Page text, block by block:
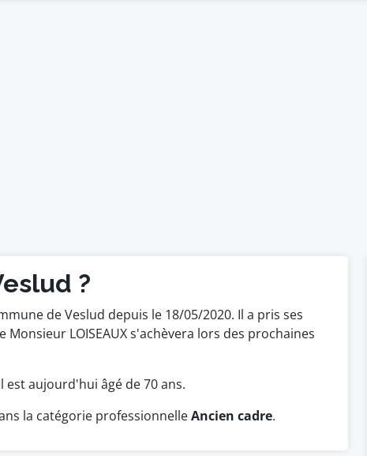
?
de Veslud depuis le 18/05/2020. Il a pris ses
LOISEAUX s'achèvera lors des prochaines
est aujourd'hui âgé de 70 ans.
la catégorie professionnelleAncien cadre.